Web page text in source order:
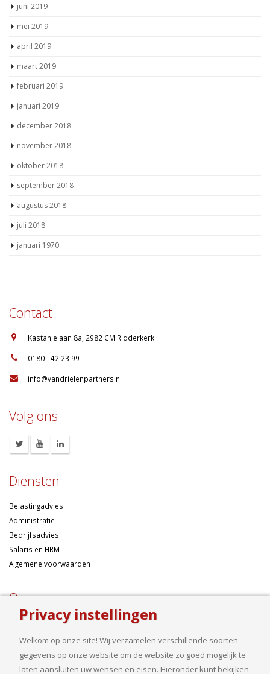
juni 2019
mei 2019
april 2019
maart 2019
februari 2019
januari 2019
december 2018
november 2018
oktober 2018
september 2018
augustus 2018
juli 2018
januari 1970
Contact
Kastanjelaan 8a, 2982 CM Ridderkerk
0180 - 42 23 99
info@vandrielenpartners.nl
Volg ons
Diensten
Belastingadvies
Administratie
Bedrijfsadvies
Salaris en HRM
Algemene voorwaarden
Over ons
Ondernemen betekent risico’s nemen, maar dan liefst wel zo
samengesteld mogelijk. Of u nu een onderneming wilt starten met een
goed financieel plan, uw bedrijf wilt uitbreiden op basis van gedegen
cijfers, uw jaarcijfers samengesteld wilt hebben of een helder advies
Privacy instellingen
Welkom op onze site! Wij verzamelen verschillende soorten
gegevens op onze website om de website zo goed mogelijk te
laten aansluiten uw wensen en eisen. Hieronder kunt bekijken